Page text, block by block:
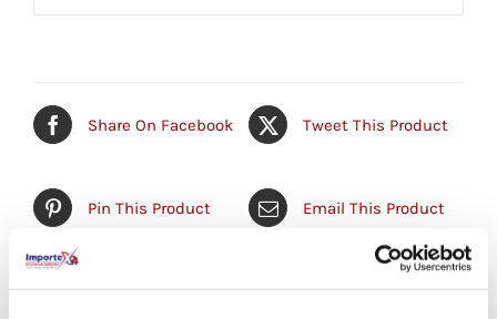
Share On Facebook Tweet This Product
Pin This Product Email This Product